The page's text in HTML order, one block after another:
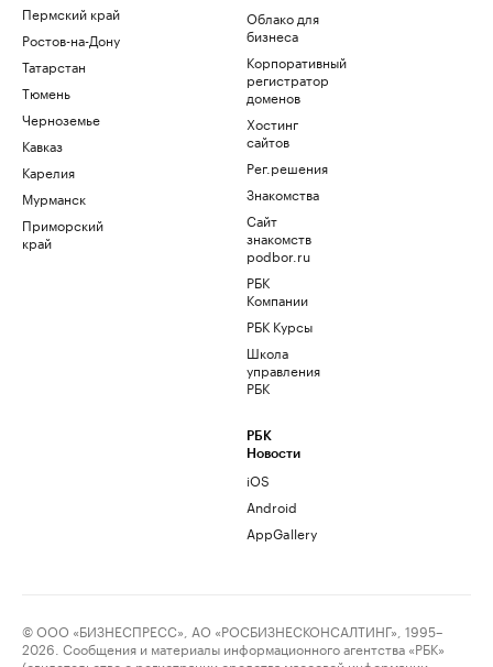
Пермский край
Ростов-на-Дону
Татарстан
Тюмень
Черноземье
Кавказ
Карелия
Мурманск
Приморский
край
Облако для
бизнеса
Корпоративный
регистратор
доменов
Хостинг
сайтов
Рег.решения
Знакомства
Сайт
знакомств
podbor.ru
РБК
Компании
РБК Курсы
Школа
управления
РБК
РБК
Новости
iOS
Android
AppGallery
© ООО «БИЗНЕСПРЕСС», АО «РОСБИЗНЕСКОНСАЛТИНГ», 1995–
2026. Сообщения и материалы информационного агентства «РБК»